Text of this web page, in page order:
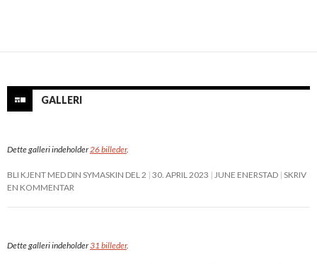
GALLERI
Dette galleri indeholder26 billeder.
BLI KJENT MED DIN SYMASKIN DEL 2 30. APRIL 2023 JUNE ENERSTAD SKRIV
EN KOMMENTAR
Dette galleri indeholder31 billeder.